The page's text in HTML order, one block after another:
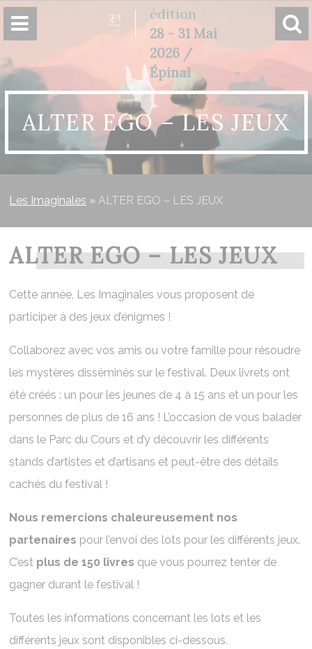
édition
28 - 31 Mai
2026 /
Épinal
ALTER EGO – LES JEUX
Les Imaginales »ALTER EGO – LES JEUX
ALTER EGO – LES JEUX
Cette année, Les Imaginales vous proposent de
participer à des jeux d’énigmes !
Collaborez avec vos amis ou votre famille pour résoudre
les mystères disséminés sur le festival. Deux livrets ont
été créés : un pour les jeunes de 4 à 15 ans et un pour les
personnes de plus de 16 ans ! L’occasion de vous balader
dans le Parc du Cours et d’y découvrir les différents
stands d’artistes et d’artisans et peut-être des détails
cachés du festival !
Nous remercions chaleureusement nos
partenaires pour l’envoi des lots pour les différents jeux.
C’est plus de 150 livres que vous pourrez tenter de
gagner durant le festival !
Toutes les informations concernant les lots et les
différents jeux sont disponibles ci-dessous.
Panneau de gestion des cookies